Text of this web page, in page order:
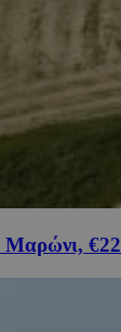
Μαρώνι,